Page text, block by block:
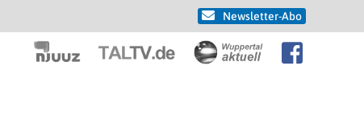
Newsletter-Abo